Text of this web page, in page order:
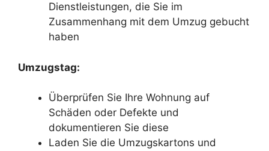
Dienstleistungen, die Sie im
Zusammenhang mit dem Umzug gebucht
haben
Umzugstag:
Überprüfen Sie Ihre Wohnung auf
Schäden oder Defekte und
dokumentieren Sie diese
Laden Sie die Umzugskartons und